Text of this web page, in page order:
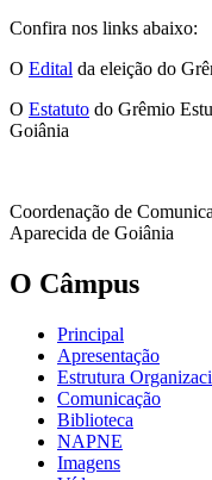
Confira nos links abaixo:
O Edital da eleição do
O Estatuto do Grêmio
Goiânia
Coordenação de
Aparecida de Goiânia
O Câmpus
Principal
Apresentação
Estrutura
Comunicação
Biblioteca
NAPNE
Imagens